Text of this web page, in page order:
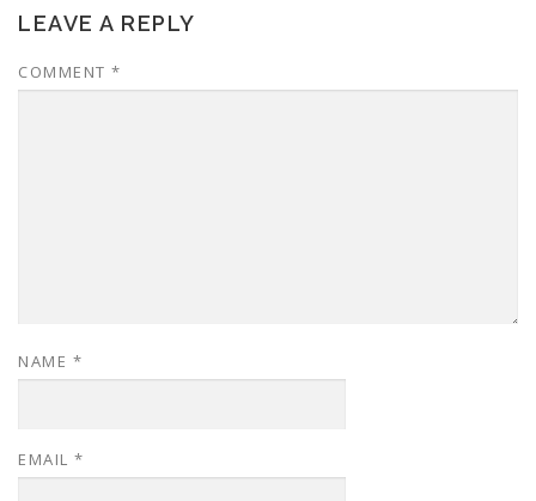
LEAVE A REPLY
COMMENT *
NAME *
EMAIL *